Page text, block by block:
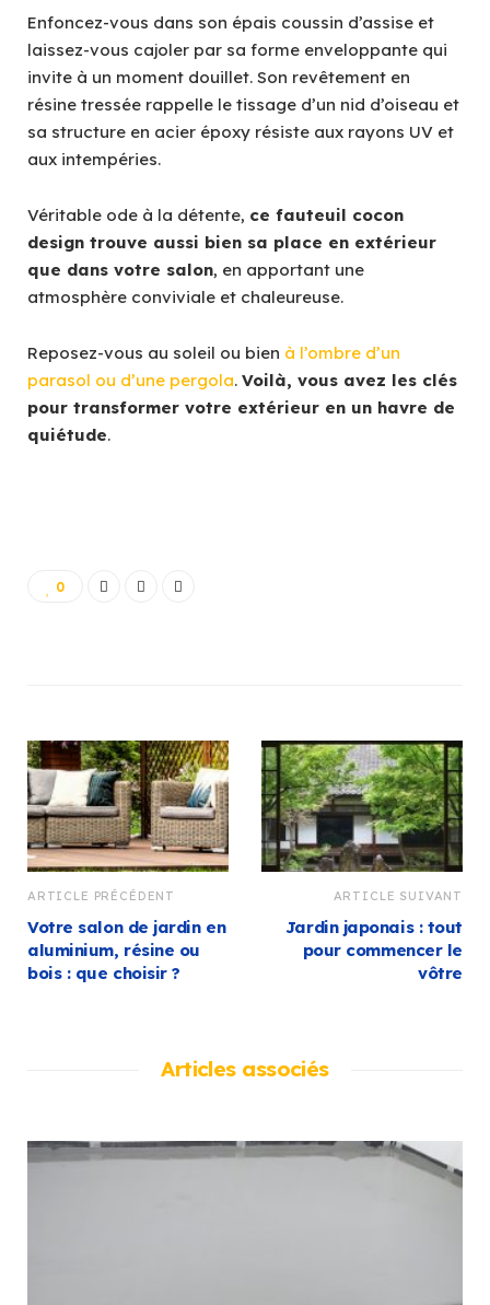
Enfoncez-vous dans son épais coussin d’assise et
laissez-vous cajoler par sa forme enveloppante qui
invite à un moment douillet. Son revêtement en
résine tressée rappelle le tissage d’un nid d’oiseau et
sa structure en acier époxy résiste aux rayons UV et
aux intempéries.
Véritable ode à la détente, ce fauteuil cocon
design trouve aussi bien sa place en extérieur
que dans votre salon, en apportant une
atmosphère conviviale et chaleureuse.
Reposez-vous au soleil ou bien à l’ombre d’un
parasol ou d’une pergola. Voilà, vous avez les clés
pour transformer votre extérieur en un havre de
quiétude.
0
ARTICLE PRÉCÉDENT
Votre salon de jardin en
aluminium, résine ou
bois : que choisir ?
ARTICLE SUIVANT
Jardin japonais : tout
pour commencer le
vôtre
Articles associés